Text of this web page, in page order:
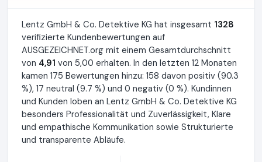
Lentz GmbH & Co. Detektive KG hat insgesamt 1328
verifizierte Kundenbewertungen auf
AUSGEZEICHNET.org mit einem Gesamtdurchschnitt
von 4,91 von 5,00 erhalten. In den letzten 12 Monaten
kamen 175 Bewertungen hinzu: 158 davon positiv (90.3
%), 17 neutral (9.7 %) und 0 negativ (0 %). Kundinnen
und Kunden loben an Lentz GmbH & Co. Detektive KG
besonders Professionalität und Zuverlässigkeit, Klare
und empathische Kommunikation sowie Strukturierte
und transparente Abläufe.